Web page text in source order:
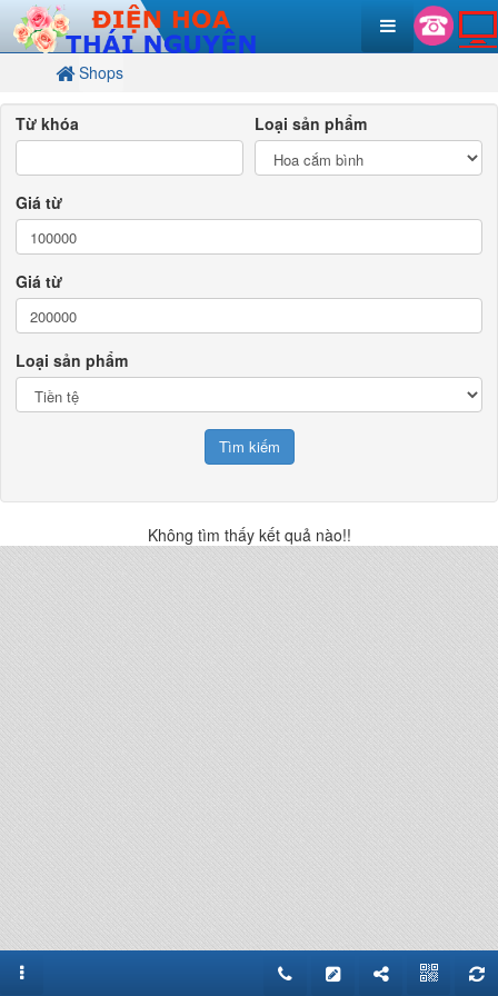
Shops
Từ khóa Loại sản phẩm
Giá từ
Giá từ
Loại sản phẩm
Không tìm thấy kết quả nào!!